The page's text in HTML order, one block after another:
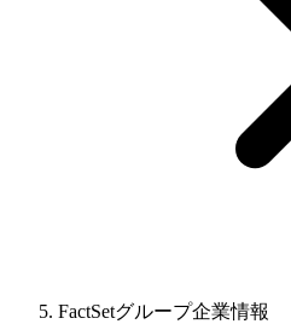
FactSetグループ企業情報